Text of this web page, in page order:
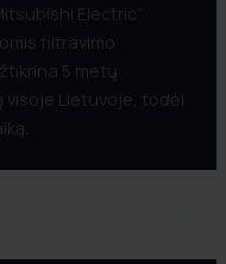
Electric“
filtravimo
5 metų
visoje Lietuvoje, todėl